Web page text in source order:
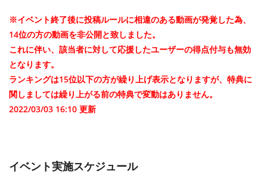
※イベント終了後に投稿ルールに相違のある動画が発覚した為、
14位の方の動画を非公開と致しました。
これに伴い、該当者に対して応援したユーザーの得点付与も無効
となります。
ランキングは15位以下の方が繰り上げ表示となりますが、特典に
関しましては繰り上がる前の特典で変動はありません。
2022/03/03 16:10 更新
イベント実施スケジュール